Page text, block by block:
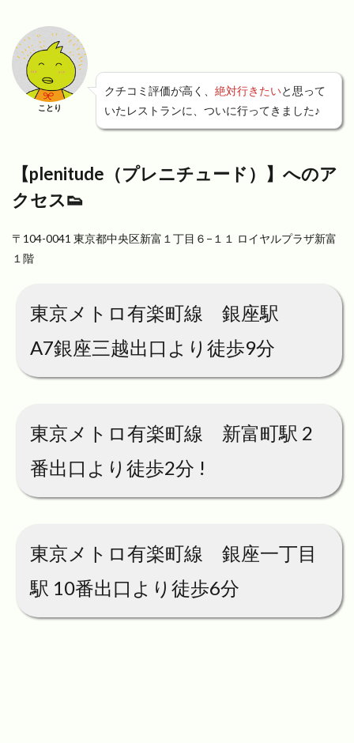
ことり
クチコミ評価が高く、 絶対行きたいと思って
いたレストランに、ついに行ってきました♪
【plenitude（プレニチュード）】へのア
クセス👟
〒104-0041 東京都中央区新富１丁目６−１１ ロイヤルプラザ新富
１階
東京メトロ有楽町線 銀座駅
A7銀座三越出口より徒歩9分
東京メトロ有楽町線 新富町駅 2
番出口より徒歩2分 !
東京メトロ有楽町線 銀座一丁目
駅 10番出口より徒歩6分